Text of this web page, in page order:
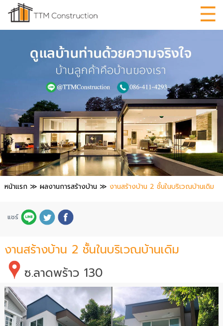
หน้าแรก ≫ ผลงานการสร้างบ้าน ≫ งานสร้างบ้าน 2 ชั้นในบริเวณบ้านเดิม
แชร์
งานสร้างบ้าน 2 ชั้นในบริเวณบ้านเดิม
ซ.ลาดพร้าว 130